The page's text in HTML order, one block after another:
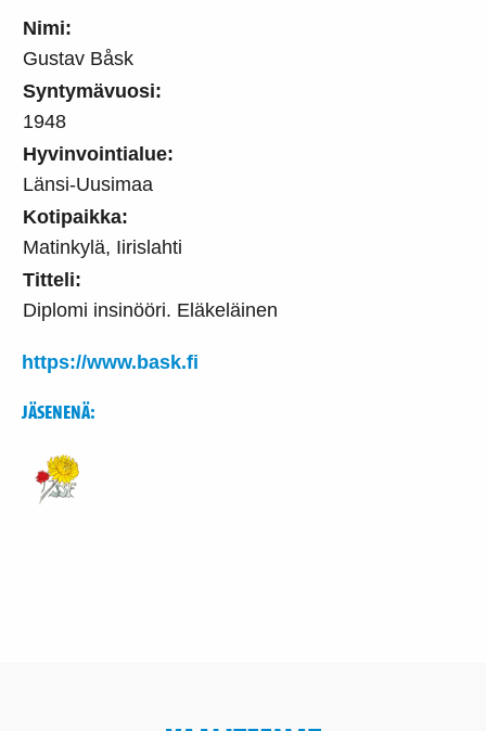
Nimi:
Gustav Båsk
Syntymävuosi:
1948
Hyvinvointialue:
Länsi-Uusimaa
Kotipaikka:
Matinkylä, Iirislahti
Titteli:
Diplomi insinööri. Eläkeläinen
https://www.bask.fi
JÄSENENÄ: